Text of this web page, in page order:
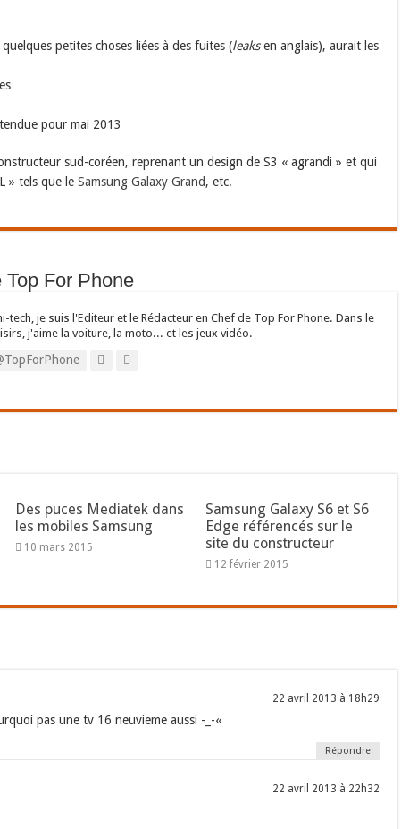
petites choses liées à des fuites (leaksen anglais), aurait les
pour mai 2013
sud-coréen, reprenant un design de S3 « agrandi » et qui
» tels que le Samsung Galaxy Grand, etc.
For Phone
tech, je suis l'Editeur et le Rédacteur en Chef de Top For Phone. Dans le
j'aime la voiture, la moto... et les jeux vidéo.
Des puces Mediatek dans
les mobiles Samsung
10 mars 2015
Samsung Galaxy S6 et S6
Edge référencés sur le
site du constructeur
12 février 2015
22 avril 2013 à 18h29
pas une tv 16 neuvieme aussi -_-«
Répondre
22 avril 2013 à 22h32